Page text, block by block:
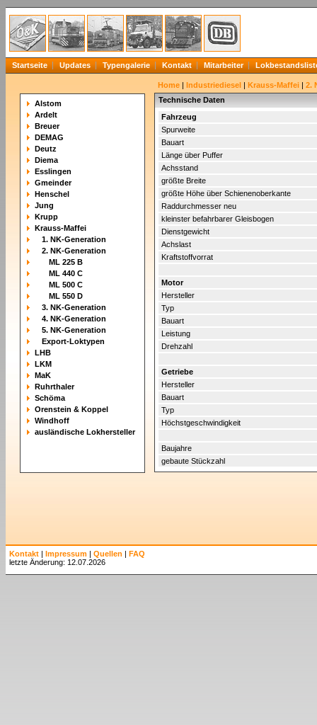
Startseite Updates Typengalerie Kontakt Mitarbeiter
Alstom
Ardelt
Breuer
DEMAG
Deutz
Diema
Esslingen
Gmeinder
Henschel
Jung
Krupp
Krauss-Maffei
1. NK-Generation
2. NK-Generation
ML 225 B
ML 440 C
ML 500 C
ML 550 D
3. NK-Generation
4. NK-Generation
5. NK-Generation
Export-Loktypen
LHB
LKM
MaK
Ruhrthaler
Schöma
Orenstein & Koppel
Windhoff
ausländische Lokhersteller
Home | Industriediesel | Krauss-Maffei | 2.
Technische Daten
Fahrzeug
Spurweite
Bauart
Länge über Puffer
Achsstand
größte Breite
größte Höhe über Schienenoberkante
Raddurchmesser neu
kleinster befahrbarer Gleisbogen
Dienstgewicht
Achslast
Kraftstoffvorrat
Motor
Hersteller
Typ
Bauart
Leistung
Drehzahl
Getriebe
Hersteller
Bauart
Typ
Höchstgeschwindigkeit
Baujahre
gebaute Stückzahl
Kontakt | Impressum | Quellen | FAQ
letzte Änderung: 12.07.2026